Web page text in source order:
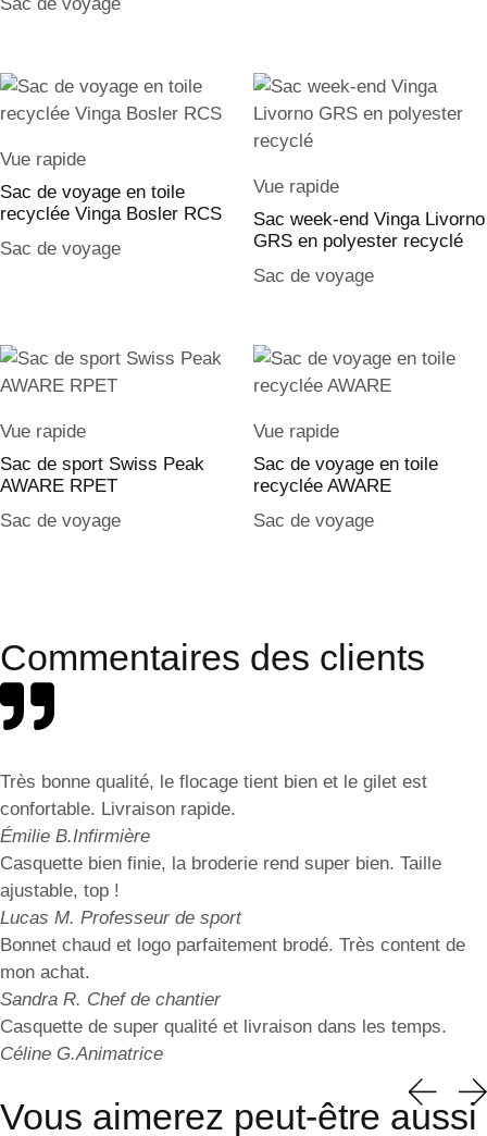
Vue rapide
Sac de voyage en toile
recyclée Vinga Bosler RCS
Sac de voyage
Vue rapide
Sac week-end Vinga Livorno
GRS en polyester recyclé
Sac de voyage
Vue rapide
Sac de sport Swiss Peak
AWARE RPET
Sac de voyage
Vue rapide
Sac de voyage en toile
recyclée AWARE
Sac de voyage
Commentaires des clients
Très bonne qualité, le flocage tient bien et le gilet est
confortable. Livraison rapide.
Émilie B.Infirmière
Casquette bien finie, la broderie rend super bien. Taille
ajustable, top !
Lucas M. Professeur de sport
Bonnet chaud et logo parfaitement brodé. Très content de
mon achat.
Sandra R. Chef de chantier
Casquette de super qualité et livraison dans les temps.
Céline G.Animatrice
Vous aimerez peut-être aussi